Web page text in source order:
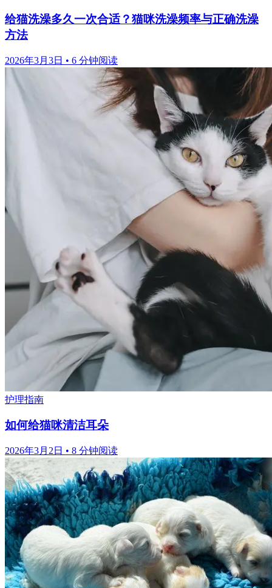
给猫洗澡多久一次合适？猫咪洗澡频率与正确洗澡
方法
2026年3月3日 • 6 分钟阅读
护理指南
如何给猫咪清洁耳朵
2026年3月2日 • 8 分钟阅读